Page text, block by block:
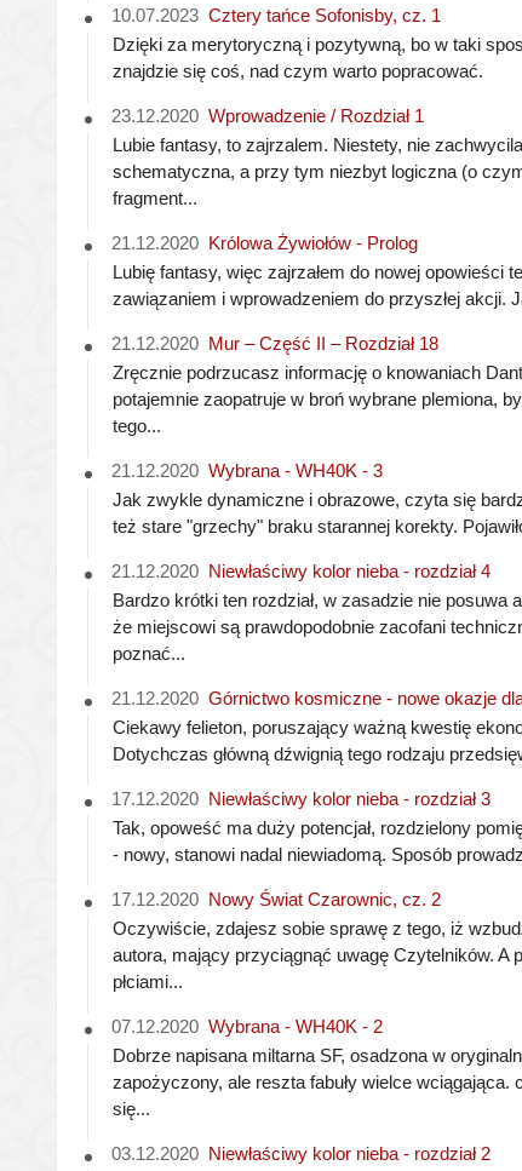
10.07.2023 Cztery tańce Sofonisby, cz. 1
Dzięki za merytoryczną i pozytywną, bo w taki
znajdzie się coś, nad czym warto popracować.
23.12.2020 Wprowadzenie / Rozdział 1
Lubie fantasy, to zajrzalem. Niestety, nie
schematyczna, a przy tym niezbyt logiczna (o
fragment...
21.12.2020 Królowa Żywiołów - Prolog
Lubię fantasy, więc zajrzałem do nowej opowieści
zawiązaniem i wprowadzeniem do przyszłej akcji.
21.12.2020 Mur – Część II – Rozdział 18
Zręcznie podrzucasz informację o knowaniach
potajemnie zaopatruje w broń wybrane plemiona,
tego...
21.12.2020 Wybrana - WH40K - 3
Jak zwykle dynamiczne i obrazowe, czyta się
też stare "grzechy" braku starannej korekty.
21.12.2020 Niewłaściwy kolor nieba - rozdział 4
Bardzo krótki ten rozdział, w zasadzie nie
że miejscowi są prawdopodobnie zacofani
poznać...
21.12.2020 Górnictwo kosmiczne - nowe okazje
Ciekawy felieton, poruszający ważną kwestię
Dotychczas główną dźwignią tego rodzaju
17.12.2020 Niewłaściwy kolor nieba - rozdział 3
Tak, opoweść ma duży potencjał, rozdzielony
- nowy, stanowi nadal niewiadomą. Sposób
17.12.2020 Nowy Świat Czarownic, cz. 2
Oczywiście, zdajesz sobie sprawę z tego, iż
autora, mający przyciągnąć uwagę Czytelników. A
płciami...
07.12.2020 Wybrana - WH40K - 2
Dobrze napisana miltarna SF, osadzona w
zapożyczony, ale reszta fabuły wielce
się...
03.12.2020 Niewłaściwy kolor nieba - rozdział 2